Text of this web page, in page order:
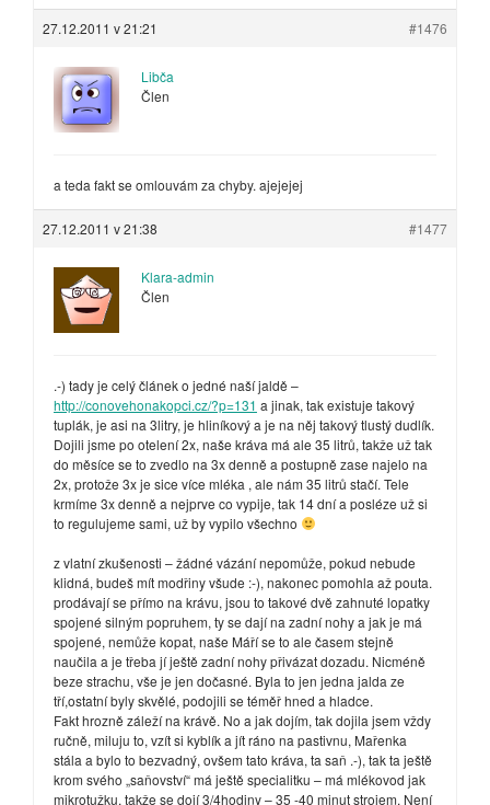
27.12.2011 v 21:21 #1476
Libča
Člen
a teda fakt se omlouvám za chyby. ajejejej
27.12.2011 v 21:38 #1477
Klara-admin
Člen
.-) tady je celý článek o jedné naší jaldě –
http://conovehonakopci.cz/?p=131 a jinak, tak existuje takový
tuplák, je asi na 3litry, je hliníkový a je na něj takový tlustý dudlík.
Dojili jsme po otelení 2x, naše kráva má ale 35 litrů, takže už tak
do měsíce se to zvedlo na 3x denně a postupně zase najelo na
2x, protože 3x je sice více mléka , ale nám 35 litrů stačí. Tele
krmíme 3x denně a nejprve co vypije, tak 14 dní a posléze už si
to regulujeme sami, už by vypilo všechno
z vlatní zkušenosti – žádné vázání nepomůže, pokud nebude
klidná, budeš mít modřiny všude :-), nakonec pomohla až pouta.
prodávají se přímo na krávu, jsou to takové dvě zahnuté lopatky
spojené silným popruhem, ty se dají na zadní nohy a jak je má
spojené, nemůže kopat, naše Máří se to ale časem stejně
naučila a je třeba jí ještě zadní nohy přivázat dozadu. Nicméně
beze strachu, vše je jen dočasné. Byla to jen jedna jalda ze
tří,ostatní byly skvělé, podojili se téměř hned a hladce.
Fakt hrozně záleží na krávě. No a jak dojím, tak dojila jsem vždy
ručně, miluju to, vzít si kyblík a jít ráno na pastivnu, Mařenka
stála a bylo to bezvadný, ovšem tato kráva, ta saň .-), tak ta ještě
krom svého „saňovství“ má ještě specialitku – má mlékovod jak
mikrotužku, takže se dojí 3/4hodiny – 35 -40 minut strojem. Není